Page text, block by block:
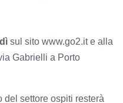
sul sito www.go2.it e alla
Gabrielli a Porto
settore ospiti resterà